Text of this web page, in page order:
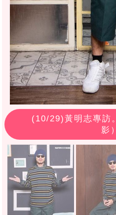
(10/29)黃明志專訪
影）